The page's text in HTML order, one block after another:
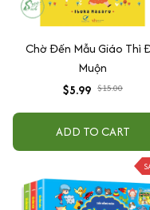
Chờ Đến Mẫu Giáo Thì
Muộn
$5.99 $15.00
ADD TO CART